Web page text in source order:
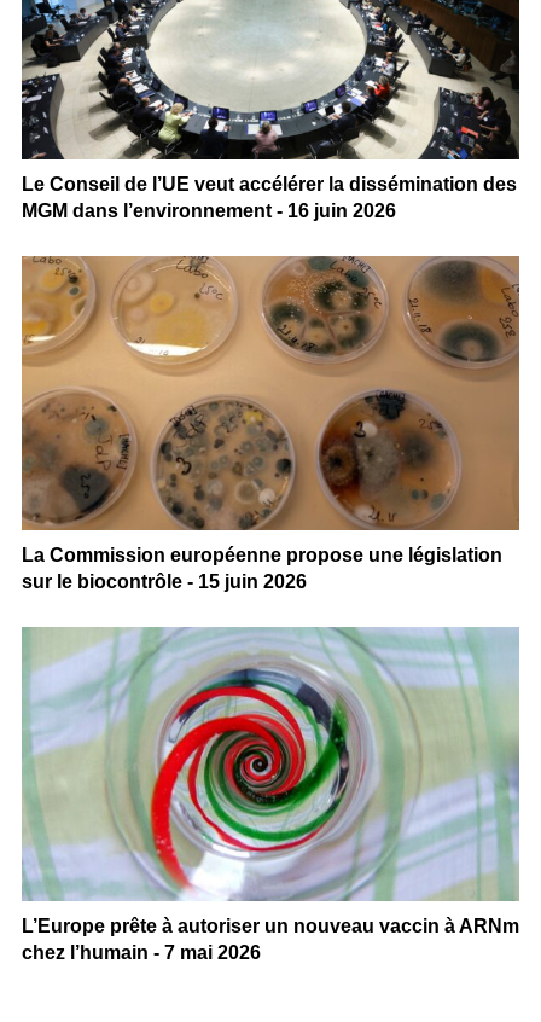
Le Conseil de l’UE veut accélérer la dissémination des
MGM dans l’environnement - 16 juin 2026
La Commission européenne propose une législation
sur le biocontrôle - 15 juin 2026
L’Europe prête à autoriser un nouveau vaccin à ARNm
chez l’humain - 7 mai 2026